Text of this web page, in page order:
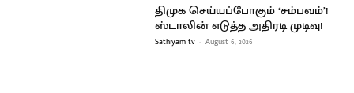
திமுக செய்யப்போகும் ‘சம்பவம்’!
ஸ்டாலின் எடுத்த அதிரடி முடிவு!
Sathiyam tv - August 6, 2026